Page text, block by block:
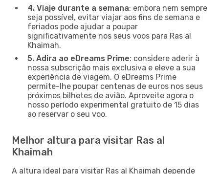
4. Viaje durante a semana: embora nem sempre
seja possível, evitar viajar aos fins de semana e
feriados pode ajudar a poupar
significativamente nos seus voos para Ras al
Khaimah.
5. Adira ao eDreams Prime: considere aderir à
nossa subscrição mais exclusiva e eleve a sua
experiência de viagem. O eDreams Prime
permite-lhe poupar centenas de euros nos seus
próximos bilhetes de avião. Aproveite agora o
nosso período experimental gratuito de 15 dias
ao reservar o seu voo.
Melhor altura para visitar Ras al
Khaimah
A altura ideal para visitar Ras al Khaimah depende